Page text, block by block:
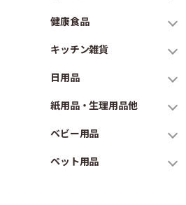
健康食品
キッチン雑貨
日用品
紙用品・生理用品他
ベビー用品
ペット用品